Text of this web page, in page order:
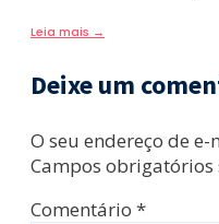
Leia mais →
Deixe um
O seu endereço de
Campos obrigatórios
Comentário *